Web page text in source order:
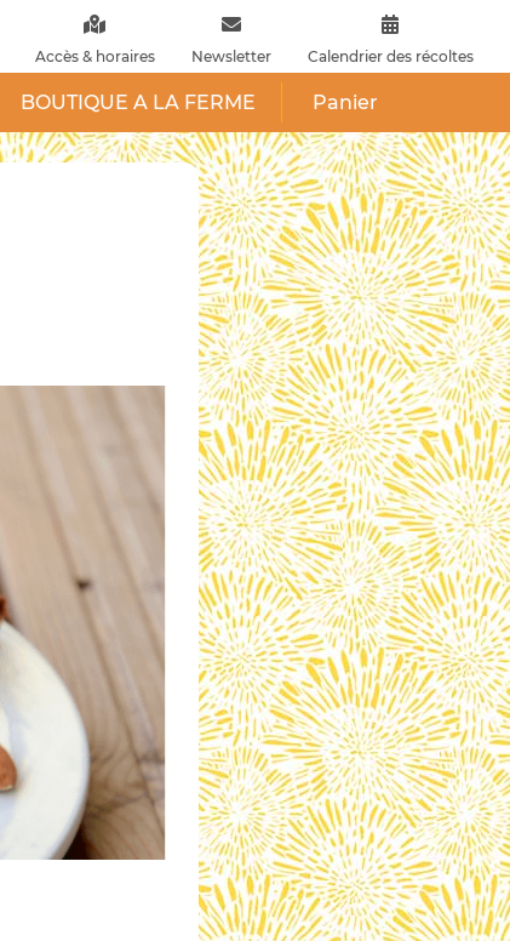
Accès & horaires Newsletter Calendrier des récoltes
BOUTIQUE A LA FERME Panier